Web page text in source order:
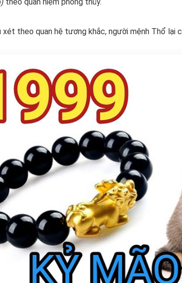
xét theo quan hệ tương khắc, người mệnh Thổ lại